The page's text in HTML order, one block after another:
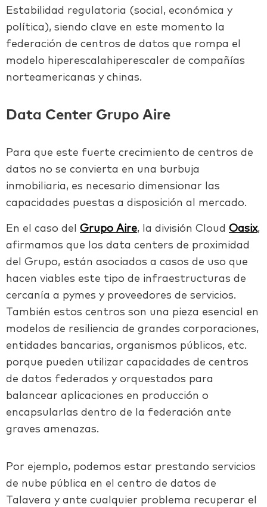
Estabilidad regulatoria (social, económica y
política), siendo clave en este momento la
federación de centros de datos que rompa el
modelo hiperescalahiperescaler de compañías
norteamericanas y chinas.
Data Center Grupo Aire
Para que este fuerte crecimiento de centros de
datos no se convierta en una burbuja
inmobiliaria, es necesario dimensionar las
capacidades puestas a disposición al mercado.
En el caso del Grupo Aire, la división Cloud Oasix,
afirmamos que los data centers de proximidad
del Grupo, están asociados a casos de uso que
hacen viables este tipo de infraestructuras de
cercanía a pymes y proveedores de servicios.
También estos centros son una pieza esencial en
modelos de resiliencia de grandes corporaciones,
entidades bancarias, organismos públicos, etc.
porque pueden utilizar capacidades de centros
de datos federados y orquestados para
balancear aplicaciones en producción o
encapsularlas dentro de la federación ante
graves amenazas.
Por ejemplo, podemos estar prestando servicios
de nube pública en el centro de datos de
Talavera y ante cualquier problema recuperar el